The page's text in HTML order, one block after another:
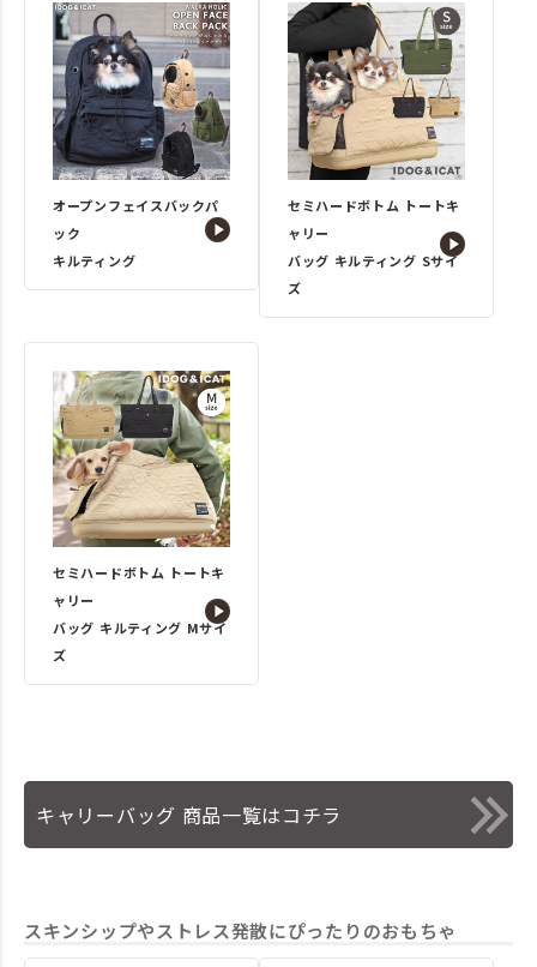
オープンフェイスバックパ
ック
キルティング
セミハードボトム トートキ
ャリー
バッグ キルティング Sサイ
ズ
セミハードボトム トートキ
ャリー
バッグ キルティング Mサイ
ズ
キャリーバッグ 商品一覧はコチラ
スキンシップやストレス発散にぴったりのおもちゃ